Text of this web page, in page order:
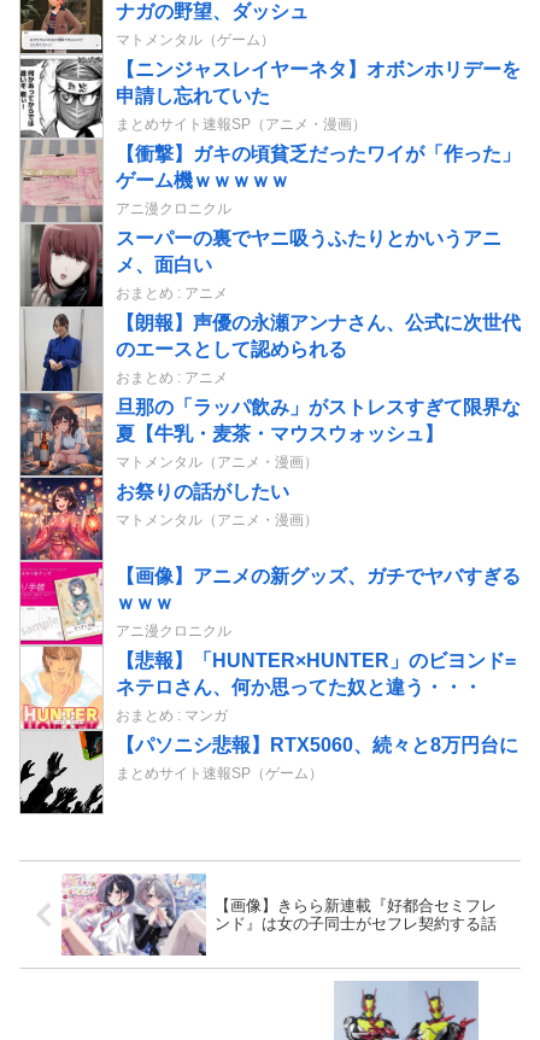
ナガの野望、ダッシュ
マトメンタル（ゲーム）
【ニンジャスレイヤーネタ】オボンホリデーを
申請し忘れていた
まとめサイト速報SP（アニメ・漫画）
【衝撃】ガキの頃貧乏だったワイが「作った」
ゲーム機ｗｗｗｗｗ
アニ漫クロニクル
スーパーの裏でヤニ吸うふたりとかいうアニ
メ、面白い
おまとめ : アニメ
【朗報】声優の永瀬アンナさん、公式に次世代
のエースとして認められる
おまとめ : アニメ
旦那の「ラッパ飲み」がストレスすぎて限界な
夏【牛乳・麦茶・マウスウォッシュ】
マトメンタル（アニメ・漫画）
お祭りの話がしたい
マトメンタル（アニメ・漫画）
【画像】アニメの新グッズ、ガチでヤバすぎる
ｗｗｗ
アニ漫クロニクル
【悲報】「HUNTER×HUNTER」のビヨンド=
ネテロさん、何か思ってた奴と違う・・・
おまとめ : マンガ
【パソニシ悲報】RTX5060、続々と8万円台に
まとめサイト速報SP（ゲーム）
【画像】きらら新連載『好都合セミフレ
ンド』は女の子同士がセフレ契約する話